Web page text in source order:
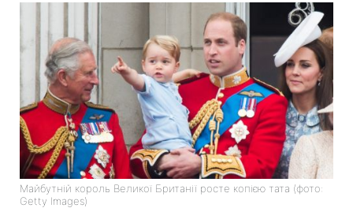
Майбутній король Великої Британії росте копією тата (фото:
Getty Images)